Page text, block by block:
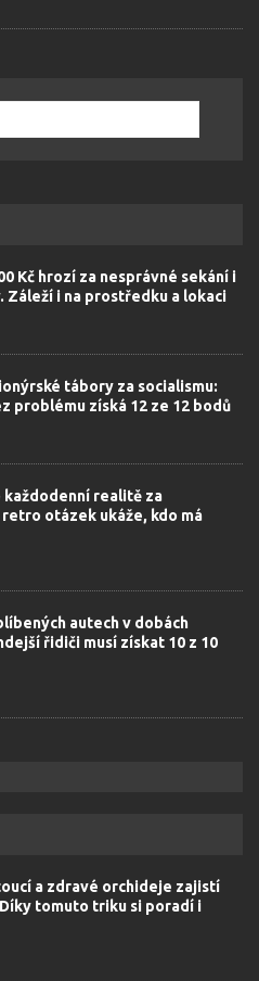
Kč hrozí za nesprávné sekání i
Záleží i na prostředku a lokaci
tábory za socialismu:
problému získá 12 ze 12 bodů
každodenní realitě za
retro otázek ukáže, kdo má
autech v dobách
řidiči musí získat 10 z 10
a zdravé orchideje zajistí
tomuto triku si poradí i